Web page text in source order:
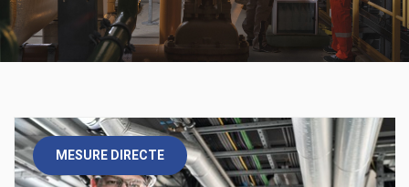
MESURE DIRECTE